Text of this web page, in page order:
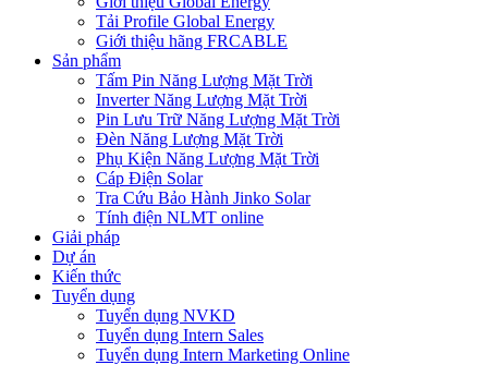
Tải Profile Global Energy
Giới thiệu hãng FRCABLE
Sản phẩm
Tấm Pin Năng Lượng Mặt Trời
Inverter Năng Lượng Mặt Trời
Pin Lưu Trữ Năng Lượng Mặt Trời
Đèn Năng Lượng Mặt Trời
Phụ Kiện Năng Lượng Mặt Trời
Cáp Điện Solar
Tra Cứu Bảo Hành Jinko Solar
Tính điện NLMT online
Giải pháp
Dự án
Kiến thức
Tuyển dụng
Tuyển dụng NVKD
Tuyển dụng Intern Sales
Tuyển dụng Intern Marketing Online